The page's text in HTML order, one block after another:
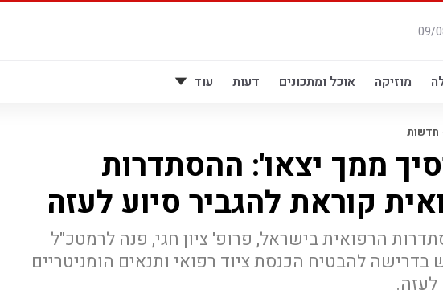
מוזיקה אוכל ומתכונים דעות עוד
חדשות
ממך יצאו': ההסתדרות
קוראת להגביר סיוע לעזה
הרפואית בישראל, פרופ' ציון חגי, פנה לרמטכ"ל
בדרישה להבטיח הכנסת ציוד רפואי ותנאים הומניטריים
לעזה.